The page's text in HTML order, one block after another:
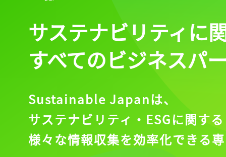
サステナビリティに
すべてのビジネスパ
Sustainable Japanは、
サステナビリティ・ESGに関する
様々な情報収集を効率化できる